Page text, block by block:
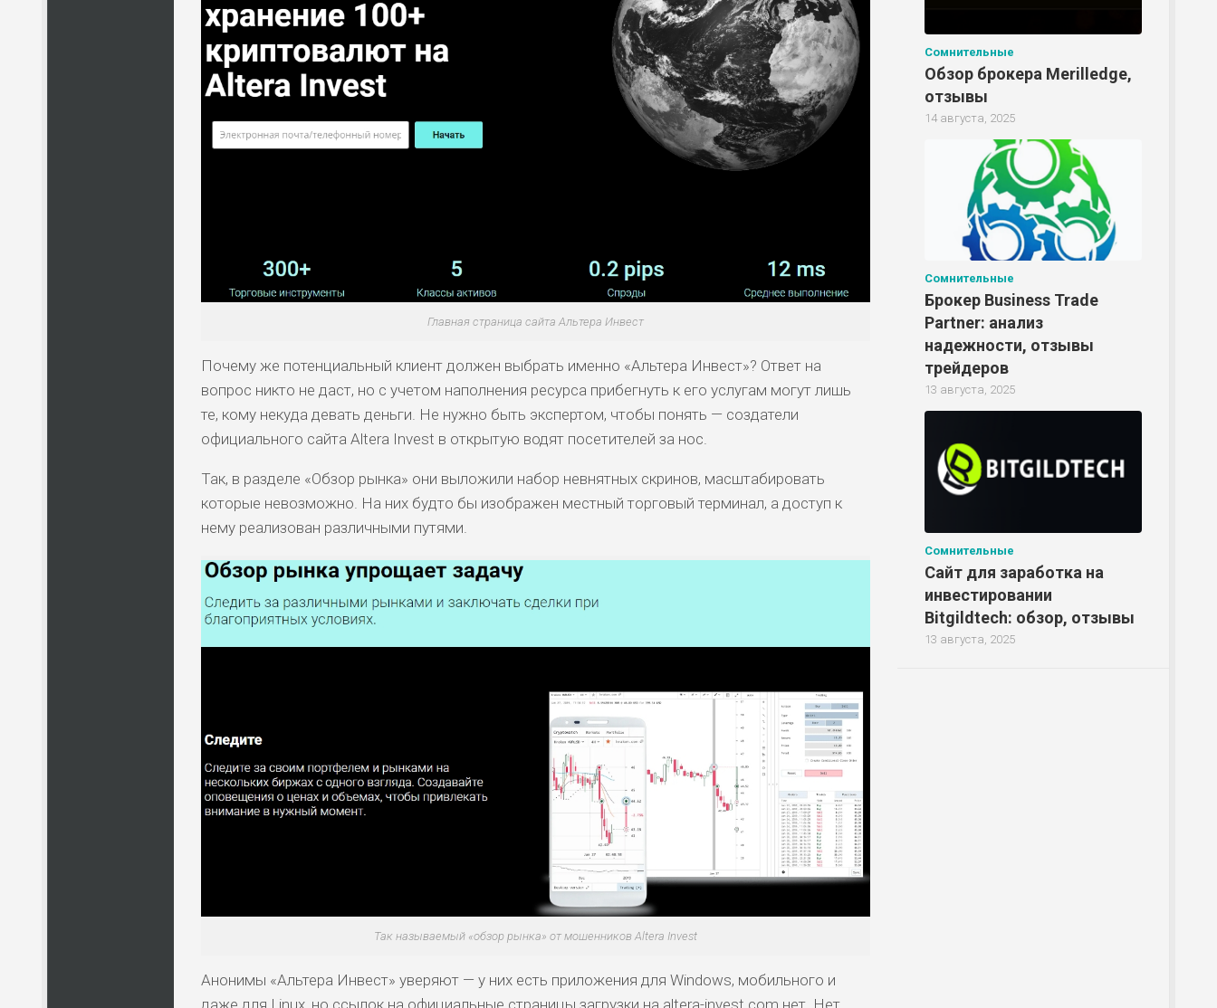
ПОДОЙДЕТ
ВСЕМ
НИЗКИЙ НИЗКИЙ 2 ОБЗОР
СРЕДНИ
НИЗКИЙ 0 ОБЗОР
Главная страница сайта Альтера Инвест
Почему же потенциальный клиент должен выбрать именно «Альтера Инвест»? Ответ на
вопрос никто не даст, но с учетом наполнения ресурса прибегнуть к его услугам могут лишь
те, кому некуда девать деньги. Не нужно быть экспертом, чтобы понять — создатели
официального сайта Altera Invest в открытую водят посетителей за нос.
Так, в разделе «Обзор рынка» они выложили набор невнятных скринов, масштабировать
которые невозможно. На них будто бы изображен местный торговый терминал, а доступ к
нему реализован различными путями.
Так называемый «обзор рынка» от мошенников Altera Invest
Анонимы «Альтера Инвест» уверяют — у них есть приложения для Windows, мобильного и
Сомнительные
Обзор брокера Merilledge,
отзывы
14 августа, 2025
Сомнительные
Брокер Business Trade
Partner: анализ
надежности, отзывы
трейдеров
13 августа, 2025
Сомнительные
Сайт для заработка на
инвестировании
Bitgildtech: обзор, отзывы
13 августа, 2025